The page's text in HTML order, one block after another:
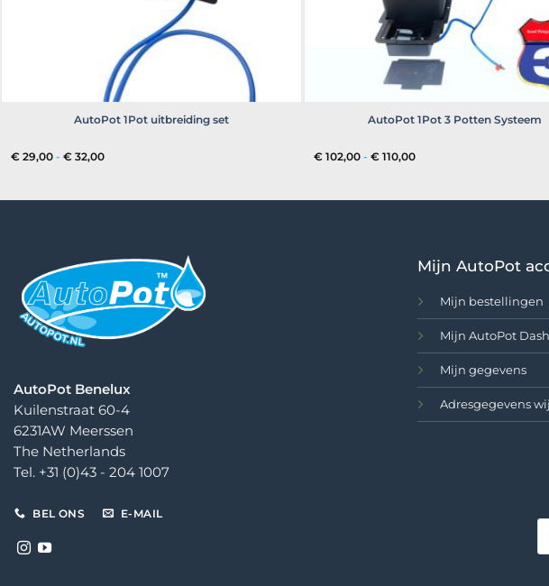
AutoPot 1Pot uitbreiding set
€ 29,00 - € 32,00Prijsklasse:
AutoPot 1Pot 3 Potten Systeem
€ 102,00 - € 110,00Prijsklasse:
AutoPot Benelux
Kuilenstraat 60-4
6231AW Meerssen
The Netherlands
Tel. +31 (0)43 - 204 1007
BEL ONS E-MAIL
Mijn AutoPot
Mijn bestellingen
Mijn AutoPot
Mijn gegevens
Adresgegevens